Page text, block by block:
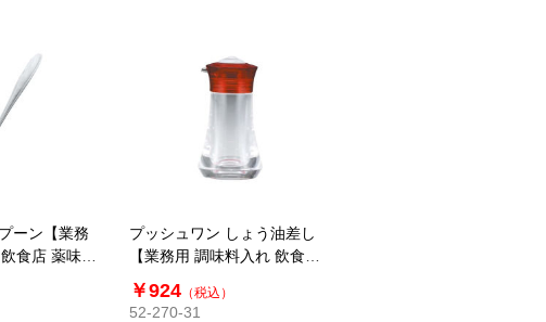
ーン【業務
食店 薬味ス
ス 調味料ス
プッシュワン しょう油差し
【業務用 調味料入れ 飲食店
調味料置き 醤油さし 醤油入
れ 】 PU-1 レッド 40ml
￥924 （税込）
52-270-31